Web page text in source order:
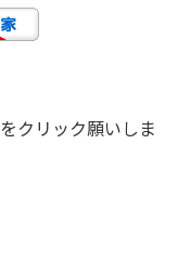
をクリック願いしま